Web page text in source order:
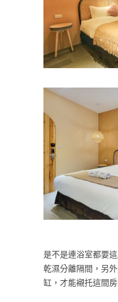
是不是連浴室都要
乾濕分離隔間，另
缸，才能襯托這間